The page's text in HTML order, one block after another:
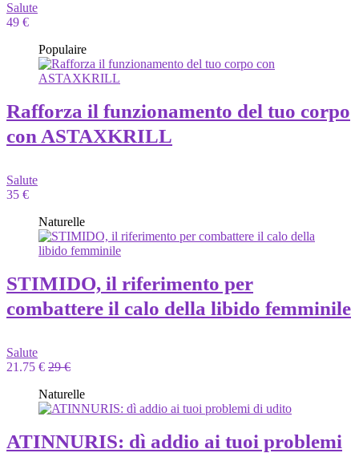
Salute
49 €
Populaire
Rafforza il funzionamento del tuo corpo
con ASTAXKRILL
Salute
35 €
Naturelle
STIMIDO, il riferimento per
combattere il calo della libido femminile
Salute
21.75 € 29 €
Naturelle
ATINNURIS: dì addio ai tuoi problemi